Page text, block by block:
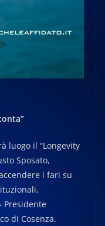
luogo il “Longevity
Sposato,
i fari su
Presidente
di Cosenza.